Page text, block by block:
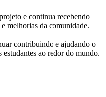
e continua recebendo
melhorias da comunidade.
contribuindo e ajudando o
ao redor do mundo.